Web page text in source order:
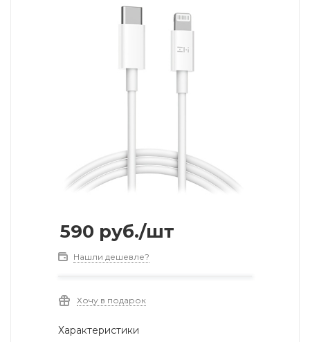
590 руб./шт
Нашли дешевле?
Хочу в подарок
Характеристики